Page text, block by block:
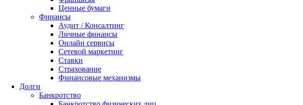
Ценные бумаги
Финансы
Аудит / Консалтинг
Личные финансы
Онлайн сервисы
Сетевой маркетинг
Ставки
Страхование
Финансовые механизмы
Долги
Банкротство